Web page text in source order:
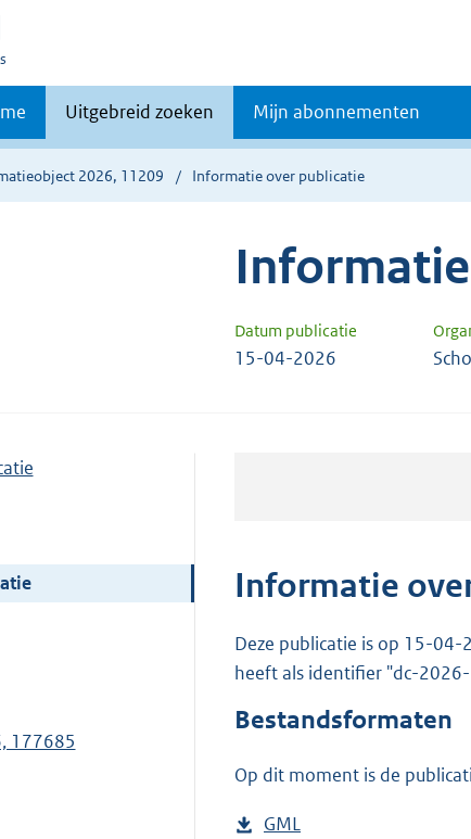
Uitgebreid zoeken Mijn abonnementen
2026, 11209 Informatie over publicatie
Datum publicatie
15-04-2026
177685
Informatie
Deze publicatie is op 15-04-
heeft als identifier "dc-
Bestandsformaten
Op dit moment is de
D
GML